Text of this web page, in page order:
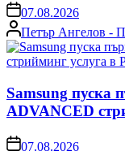
on07.08.2026
Posted
by
Петър Ангелов -
Samsung пуска
ADVANCED
on07.08.2026